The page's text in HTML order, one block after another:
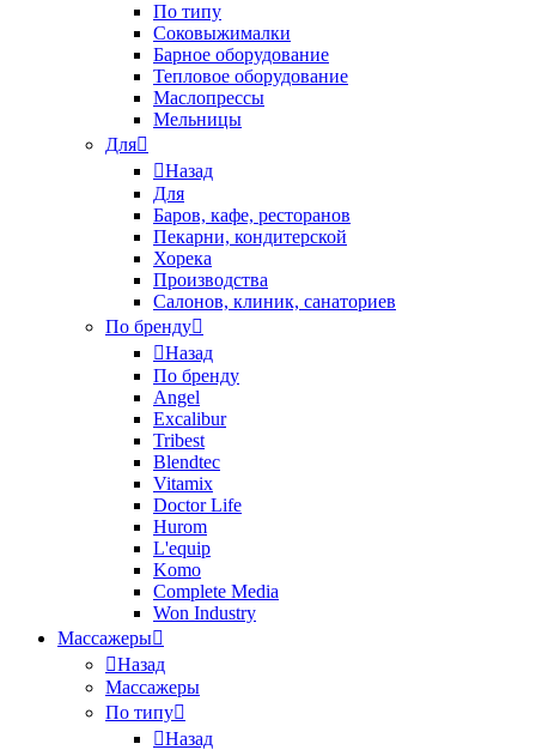
По типу
Соковыжималки
Барное оборудование
Тепловое оборудование
Маслопрессы
Мельницы
Для
Назад
Для
Баров, кафе, ресторанов
Пекарни, кондитерской
Хорека
Производства
Салонов, клиник, санаториев
По бренду
Назад
По бренду
Angel
Excalibur
Tribest
Blendtec
Vitamix
Doctor Life
Hurom
L'equip
Komo
Complete Media
Won Industry
Массажеры
Назад
Массажеры
По типу
Назад